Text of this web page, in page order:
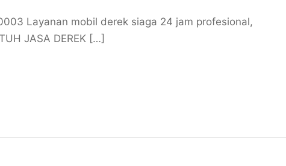
Layanan mobil derek siaga 24 jam profesional,
JASA DEREK […]